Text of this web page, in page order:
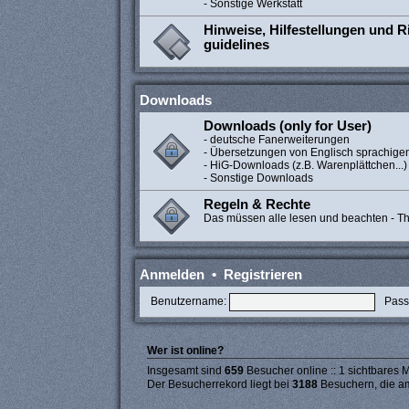
- Sonstige Werkstatt
Hinweise, Hilfestellungen und
guidelines
Downloads
Downloads (only for User)
- deutsche Fanerweiterungen
- Übersetzungen von Englisch
- HiG-Downloads (z.B. Warenplättchen...)
- Sonstige Downloads
Regeln & Rechte
Das müssen alle lesen und beachten -
Anmelden• Registrieren
Benutzername:
Wer ist online?
Insgesamt sind659Besucher online :: 1 sichtbares
Der Besucherrekord liegt bei 3188Besuchern, die